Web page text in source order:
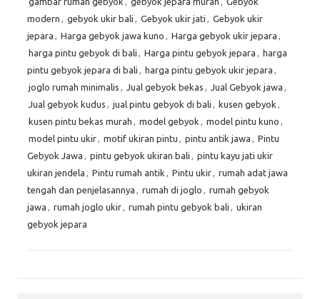
modern , gebyok ukir bali , Gebyok ukir jati , Gebyok ukir
jepara , Harga gebyok jawa kuno , Harga gebyok ukir jepara ,
harga pintu gebyok di bali , Harga pintu gebyok jepara , harga
pintu gebyok jepara di bali , harga pintu gebyok ukir jepara ,
joglo rumah minimalis , Jual gebyok bekas , Jual Gebyok jawa ,
Jual gebyok kudus , jual pintu gebyok di bali , kusen gebyok ,
kusen pintu bekas murah , model gebyok , model pintu kuno ,
model pintu ukir, motif ukiran pintu , pintu antik jawa , Pintu
Gebyok Jawa , pintu gebyok ukiran bali , pintu kayu jati ukir
ukiran jendela , Pintu rumah antik , Pintu ukir, rumah adat jawa
tengah dan penjelasannya , rumah di joglo , rumah gebyok
jawa , rumah joglo ukir, rumah pintu gebyok bali , ukiran
gebyok jepara